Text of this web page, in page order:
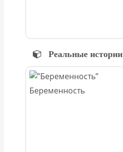
Реальные истории
Беременность